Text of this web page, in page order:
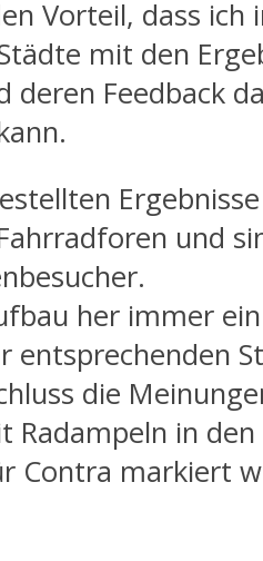
Vorteil, dass ich
mit den
deren Feedback
und
her immer
entsprechenden
die
Radampeln in
Contra markiert